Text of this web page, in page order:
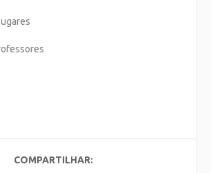
COMPARTILHAR: